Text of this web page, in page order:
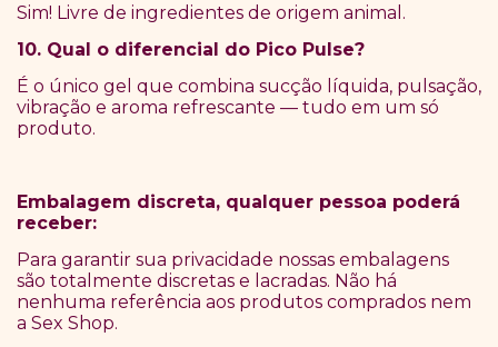
Sim! Livre de ingredientes de origem animal.
10. Qual o diferencial do Pico Pulse?
É o único gel que combina sucção líquida, pulsação,
vibração e aroma refrescante — tudo em um só
produto.
Embalagem discreta, qualquer pessoa poderá
receber:
Para garantir sua privacidade nossas embalagens
são totalmente discretas e lacradas. Não há
nenhuma referência aos produtos comprados nem
a Sex Shop.